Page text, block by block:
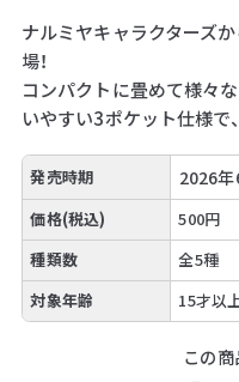
ナルミヤキャラクターズ
場！
コンパクトに畳めて様々
いやすい3ポケット仕様で
発売時期 2026
価格(税込)
500円
種類数
全5種
対象年齢
15才以
この